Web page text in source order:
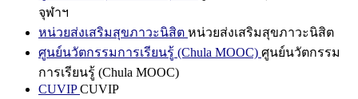
จุฬาฯ
หน่วยส่งเสริมสุขภาวะนิสิต หน่วยส่งเสริมสุขภาวะนิสิต
ศูนย์นวัตกรรมการเรียนรู้ (Chula MOOC) ศูนย์นวัตกรรม
การเรียนรู้ (Chula MOOC)
CUVIPCUVIP